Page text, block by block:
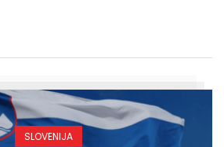
SLOVENIJA